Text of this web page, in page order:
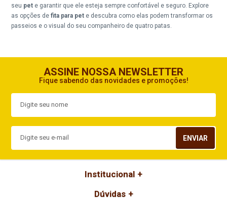
seu pet e garantir que ele esteja sempre confortável e seguro. Explore
as opções defita para pet e descubra como elas podem transformar os
passeios e o visual do seu companheiro de quatro patas.
ASSINE NOSSA NEWSLETTER
Fique sabendo das novidades e promoções!
ENVIAR
Institucional
Dúvidas